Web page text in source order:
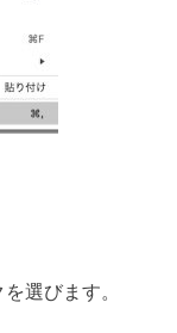
選びます。